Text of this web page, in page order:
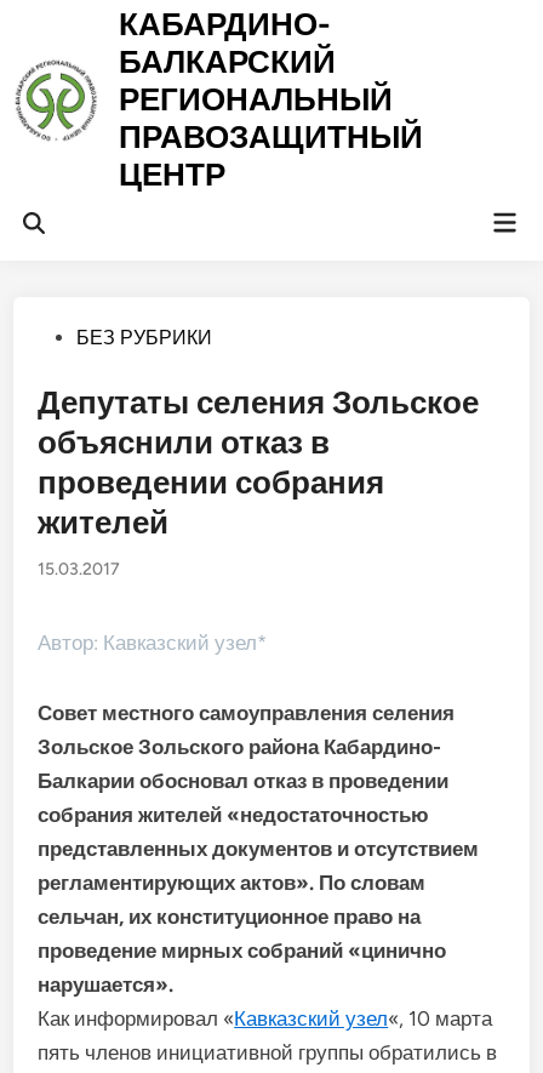
содержимому
КАБАРДИНО-
БАЛКАРСКИЙ
РЕГИОНАЛЬНЫЙ
ПРАВОЗАЩИТНЫЙ
ЦЕНТР
Открыть
Опубликовано
БЕЗ РУБРИКИ
Депутаты селения Зольское
объяснили отказ в
проведении собрания
жителей
15.03.2017
Автор: Кавказский узел*
Совет местного самоуправления селения
Зольское Зольского района Кабардино-
Балкарии обосновал отказ в проведении
собрания жителей «недостаточностью
представленных документов и отсутствием
регламентирующих актов». По словам
сельчан, их конституционное право на
проведение мирных собраний «цинично
нарушается».
Как информировал «Кавказский узел«, 10 марта
пять членов инициативной группы обратились в